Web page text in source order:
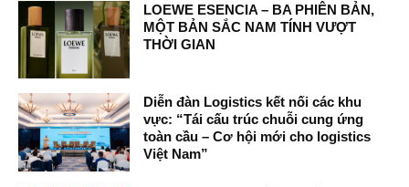
LOEWE ESENCIA – BA PHIÊN BẢN,
MỘT BẢN SẮC NAM TÍNH VƯỢT
THỜI GIAN
Diễn đàn Logistics kết nối các khu
vực: “Tái cấu trúc chuỗi cung ứng
toàn cầu – Cơ hội mới cho logistics
Việt Nam”